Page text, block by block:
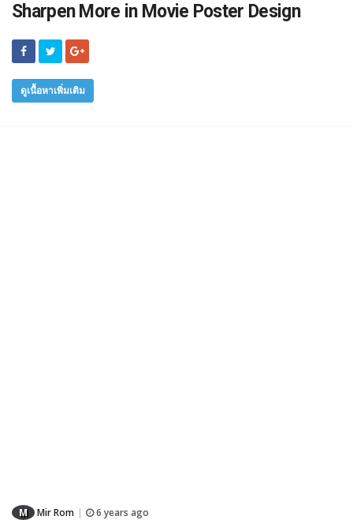
Sharpen More in Movie Poster Design
ดูเนื้อหาเพิ่มเติม
M Mir Rom 6 years ago